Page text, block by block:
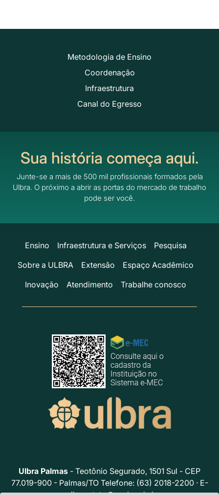
Metodologia de Ensino
Coordenação
Infraestrutura
Canal do Egresso
Sua história começa aqui.
Junte-se a mais de 500 mil profissionais formados pela
Ulbra. O próximo a abrir as portas do mercado de trabalho
pode ser você.
Ensino Infraestrutura e Serviços
Pesquisa
Sobre a ULBRA
Extensão
Espaço Acadêmico
Inovação
Atendimento Trabalhe conosco
Ulbra Palmas - Teotônio Segurado, 1501 Sul - CEP
77.019-900 - Palmas/TO Telefone: (63) 2018-2200 · E-